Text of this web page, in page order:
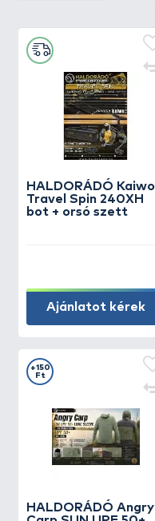
HALDORÁDÓ Kaiwo
Travel Spin 240XH
bot + orsó szett
Ajánlatot kérek
HALDORÁDÓ Angry
+150
Ft